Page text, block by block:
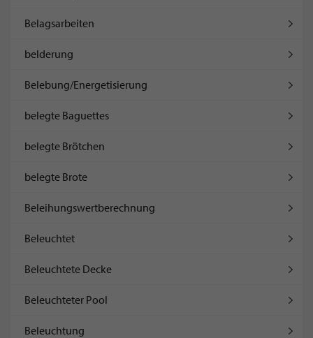
Belagsarbeiten
belderung
Belebung/Energetisierung
belegte Baguettes
belegte Brötchen
belegte Brote
Beleihungswertberechnung
Beleuchtet
Beleuchtete Decke
Beleuchteter Pool
Beleuchtung